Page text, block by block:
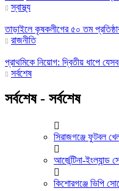
স্বাস্থ্য
তাড়াইলে কৃষকলীগের ৫০ তম
রাজনীতি
প্রাথমিকে নিয়োগ: দ্বিতীয় ধাপে
সর্বশেষ
সর্বশেষ - সর্বশেষ
সিরাজগঞ্জে ফুটবল
আর্জেন্টিনা-ইংল্যান্ড
কিশোরগঞ্জে ভিপি